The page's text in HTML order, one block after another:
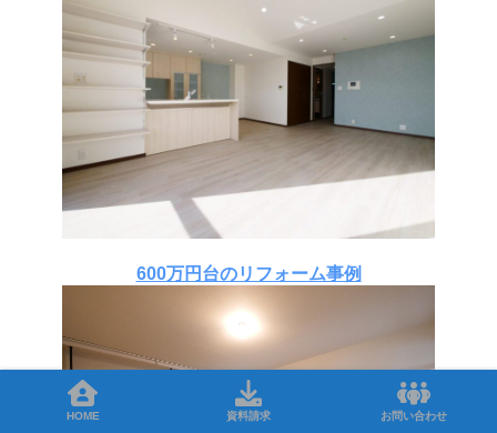
600万円台のリフォーム事例
HOME 資料請求 お問い合わせ